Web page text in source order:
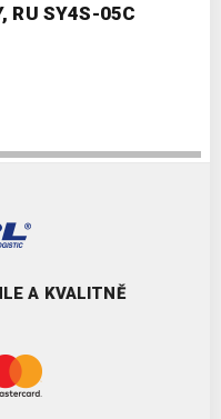
RU SY4S-05C
A KVALITNĚ